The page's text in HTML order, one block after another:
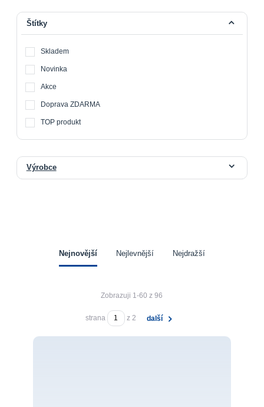
Štítky
Skladem
Novinka
Akce
Doprava ZDARMA
TOP produkt
Výrobce
Nejnovější Nejlevnější Nejdražší
Zobrazuji 1-60 z 96
strana z 2 další